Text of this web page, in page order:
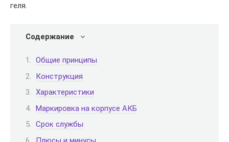
геля.
Содержание
Общие принципы
Конструкция
Характеристики
Маркировка на корпусе АКБ
Срок службы